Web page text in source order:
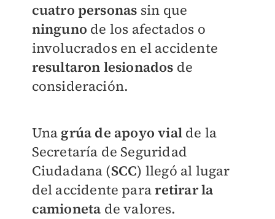
cuatro personas sin que
ninguno de los afectados o
involucrados en el accidente
resultaron lesionados de
consideración.
Una grúa de apoyo vialde la
Secretaría de Seguridad
Ciudadana (SCC) llegó al lugar
del accidente pararetirar la
camioneta de valores.